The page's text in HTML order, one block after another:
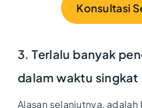
Konsultasi
3. Terlalu banyak
dalam waktu singkat
Alasan selanjutnya,